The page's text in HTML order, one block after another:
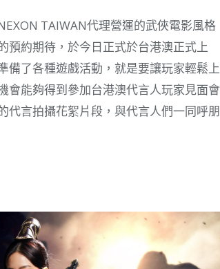
TAIWAN代理營運的武俠電影風格
預約期待，於今日正式於台港澳正式上
備了各種遊戲活動，就是要讓玩家輕鬆上
會能夠得到參加台港澳代言人玩家見面會
代言拍攝花絮片段，與代言人們一同呼朋